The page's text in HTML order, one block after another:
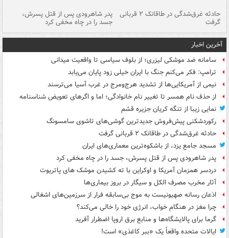
حادثه غرق‌شدگی در طاقانک ۲ قربانی
گرفت
پدر شاهرودی پس از قتل پسرش،
جسد را در چاه مخفی کرد
آخرین اخبار
سامانه ضد موشکی لیزری؛ از بلوف سیاسی تا واقعیت میدانی
ترامپ: فکر می‌کنم جنگ با ایران خیلی زود پایان می‌یابد
نیمی از آمریکایی‌ها از تشدید هرج‌ومرج در غرب آسیا می‌ترسند
از حذف نام همسر تا تغییر نام خانوادگی؛ اما و اگرهای تعویض شناسنامه
نمایی زیبا از تنگه کریان جزیره قشم
رکوردشکنی پیش‌فروش جدیدترین گوشی‌های تاشوی سامسونگ
حادثه غرق‌شدگی در طاقانک ۲ قربانی گرفت
مسجد جامع یزد، از باشکوه‌ترین معماری‌های ایران
پدر شاهرودی پس از قتل پسرش، جسد را در چاه مخفی کرد
دردسر همزمان آمریکا و اوکراین با ته کشیدن موشک های پاتریوت
آثار مخرب مصرف الکل و سیگار در بروز بیماری‌ها
اذعان رسانه صهیونیست به موج بی‌سابقه فرار از سرزمین‌های اشغالی
چرا مغز در هنگام خواب، انرژی خود را خالی می‌کند؟
گرما برای پالایشگاه‌ها و منابع برق اروپا اضطرار آفرید
ایالات متحده واقعاً یک «ببر کاغذی» است!